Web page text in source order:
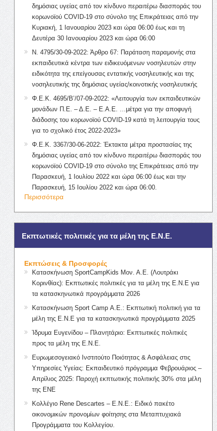
δημόσιας υγείας από τον κίνδυνο περαιτέρω διασποράς του
κορωνοϊού COVID-19 στο σύνολο της Επικράτειας από την
Κυριακή, 1 Ιανουαρίου 2023 και ώρα 06:00 έως και τη
Δευτέρα 30 Ιανουαρίου 2023 και ώρα 06:00
Ν. 4795/30-09-2022: Άρθρο 67: Παράταση παραμονής στα
εκπαιδευτικά κέντρα των ειδικευόμενων νοσηλευτών στην
ειδικότητα της επείγουσας εντατικής νοσηλευτικής και της
νοσηλευτικής της δημόσιας υγείας/κοινοτικής νοσηλευτικής
Φ.Ε.Κ. 4695/Β’/07-09-2022: «Λειτουργία των εκπαιδευτικών
μονάδων Π.Ε. – Δ.Ε. – Ε.Α.Ε. …μέτρα για την αποφυγή
διάδοσης του κορωνοϊού COVID-19 κατά τη λειτουργία τους
για το σχολικό έτος 2022-2023»
Φ.Ε.Κ. 3367/30-06-2022: Έκτακτα μέτρα προστασίας της
δημόσιας υγείας από τον κίνδυνο περαιτέρω διασποράς του
κορωνοϊού COVID-19 στο σύνολο της Επικράτειας από την
Παρασκευή, 1 Ιουλίου 2022 και ώρα 06:00 έως και την
Παρασκευή, 15 Ιουλίου 2022 και ώρα 06:00.
Περισσότερα
Εκπτωτικές πολιτικές για τα μέλη της Ε.Ν.Ε.
Εκπτώσεις & Προσφορές
Κατασκήνωση SportCampKids Μον. Α.Ε. (Λουτράκι
Κορινθίας): Εκπτωτικές πολιτικές για τα μέλη της Ε.Ν.Ε για
τα κατασκηνωτικά προγράμματα 2026
Κατασκήνωση Sport Camp Α.Ε.: Εκπτωτική πολιτική για τα
μέλη της Ε.Ν.Ε για τα κατασκηνωτικά προγράμματα 2025
Ίδρυμα Ευγενίδου – Πλανητάριο: Εκπτωτικές πολιτικές
προς τα μέλη της Ε.Ν.Ε.
Ευρωμεσογειακό Ινστιτούτο Ποιότητας & Ασφάλειας στις
Υπηρεσίες Υγείας: Εκπαιδευτικό πρόγραμμα Φεβρουάριος –
Απρίλιος 2025: Παροχή εκπτωτικής πολιτικής 30% στα μέλη
της ΕΝΕ
Κολλέγιο Rene Descartes – Ε.Ν.Ε.: Ειδικό πακέτο
οικονομικών προνομίων φοίτησης στα Μεταπτυχιακά
Προγράμματα του Κολλεγίου.